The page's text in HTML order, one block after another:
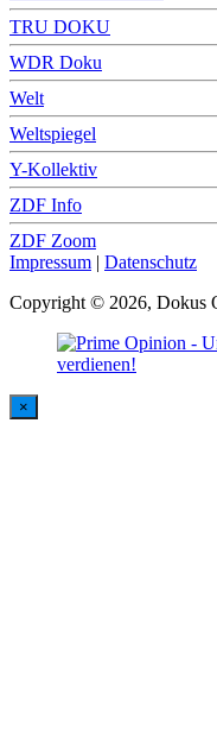
TRU DOKU
WDR Doku
Welt
Weltspiegel
Y-Kollektiv
ZDF Info
ZDF Zoom
Impressum | Datenschutz
Copyright © 2026, Dokus
×